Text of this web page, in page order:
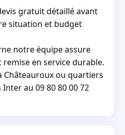
gratuit détaillé avant
situation et budget
notre équipe assure
en service durable.
Châteauroux ou quartiers
au 09 80 80 00 72